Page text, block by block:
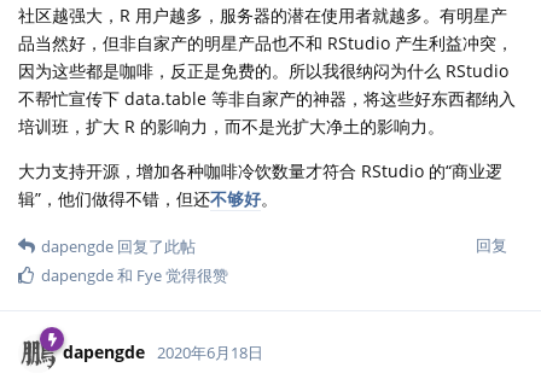
社区越强大，R 用户越多，服务器的潜在使用者就越多。有明星产
品当然好，但非自家产的明星产品也不和 RStudio 产生利益冲突，
因为这些都是咖啡，反正是免费的。所以我很纳闷为什么 RStudio
不帮忙宣传下 data.table 等非自家产的神器，将这些好东西都纳入
培训班，扩大 R 的影响力，而不是光扩大净土的影响力。
大力支持开源，增加各种咖啡冷饮数量才符合 RStudio 的“商业逻
辑”，他们做得不错，但还不够好。
回复
dapengde 回复了此帖
dapengde和 Fye觉得很赞
dapengde 2020年6月18日